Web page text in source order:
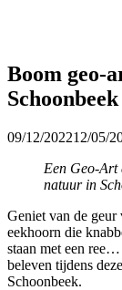
Boom geo-
Schoonbeek
09/12/202212/05/
Een Geo-Art
natuur in
Geniet van de geur
eekhoorn die
staan met een
beleven tijdens
Schoonbeek.